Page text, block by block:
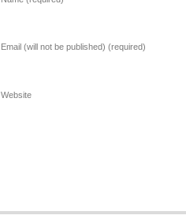
Email (will not be published) (required)
Website